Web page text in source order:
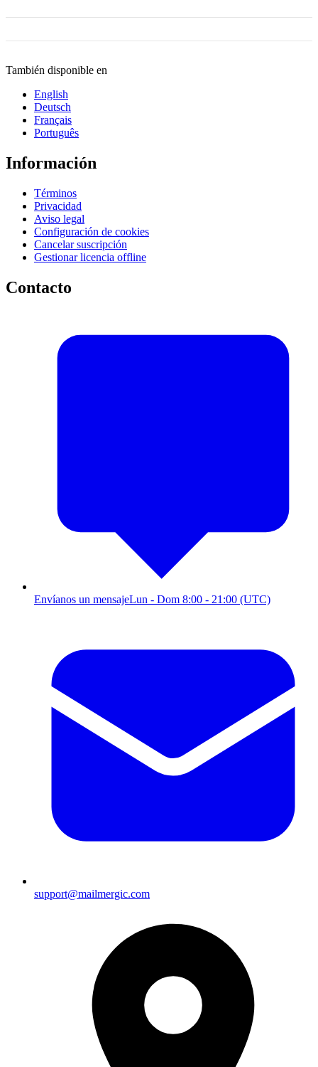
También disponible en
English
Deutsch
Français
Português
Información
Términos
Privacidad
Aviso legal
Configuración de cookies
Cancelar suscripción
Gestionar licencia offline
Contacto
Envíanos un mensajeLun - Dom 8:00 - 21:00 (UTC)
support@mailmergic.com